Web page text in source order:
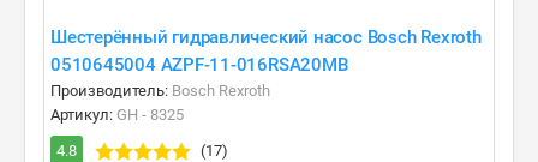
Шестерённый гидравлический насос Bosch Rexroth
0510645004 AZPF-11-016RSA20MB
Производитель: Bosch Rexroth
Артикул: GH - 8325
4.8
(17)